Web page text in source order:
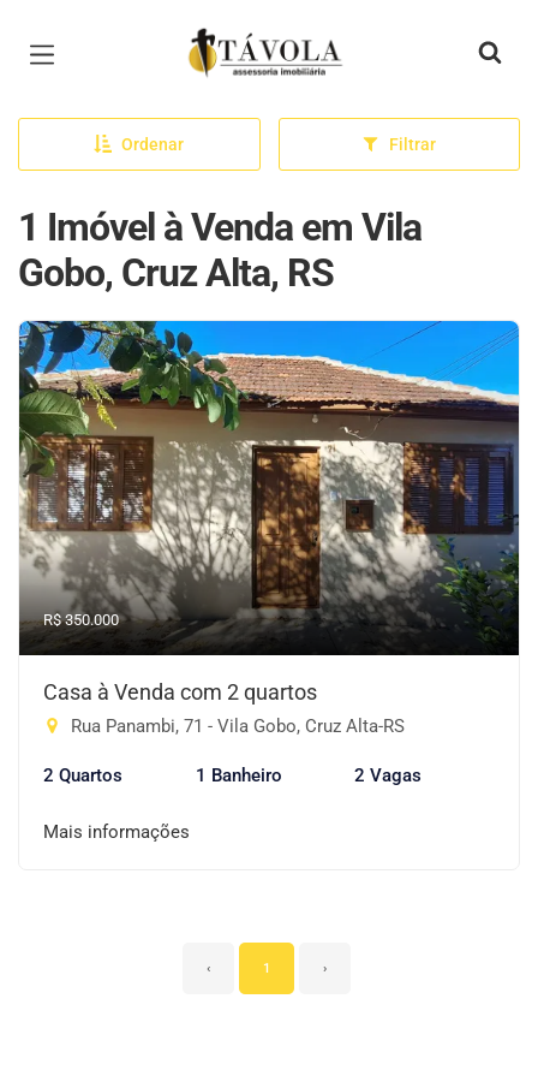
Página inicial
Ordenar Filtrar
1 Imóvel à Venda em Vila
Gobo, Cruz Alta, RS
R$ 350.000
Casa à Venda com 2 quartos
Rua Panambi, 71 - Vila Gobo, Cruz Alta-RS
2 Quartos 1 Banheiro 2 Vagas
Mais informações
‹ 1 ›